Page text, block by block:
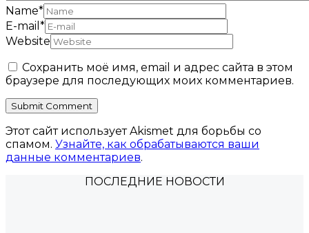
Name*
E-mail *
Website
Сохранить моё имя, email и адрес сайта в этом
браузере для последующих моих комментариев.
Этот сайт использует Akismet для борьбы со
спамом. Узнайте, как обрабатываются ваши
данные комментариев.
ПОСЛЕДНИЕ НОВОСТИ